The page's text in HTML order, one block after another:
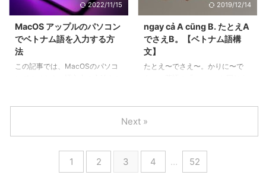
2022/11/15
MacOS アップルのパソコン
でベトナム語を入力する方
法
この記事では、MacOSのパソコ
2019/12/14
ngay cả A cũng B. たとえA
でさえB。【ベトナム語構
文】
たとえ〜でさえ〜。かりに〜で
1 2 3 4 … 52
Next »